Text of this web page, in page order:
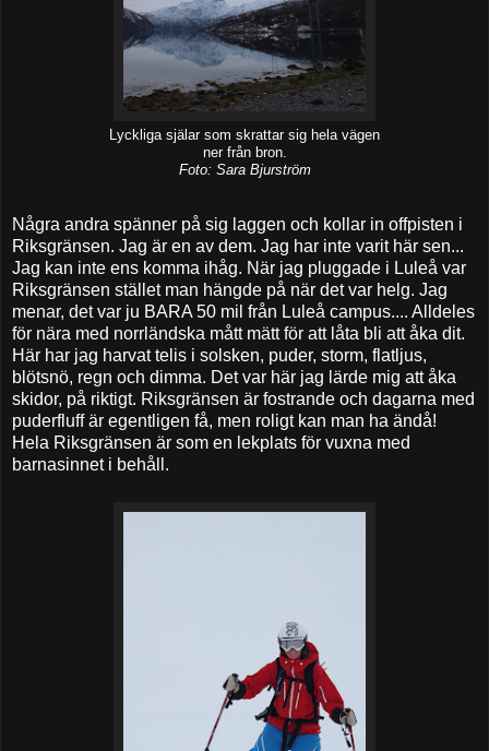
Lyckliga själar som skrattar sig hela vägen
ner från bron.
Foto: Sara Bjurström
Några andra spänner på sig laggen och kollar in offpisten i
Riksgränsen. Jag är en av dem. Jag har inte varit här sen...
Jag kan inte ens komma ihåg. När jag pluggade i Luleå var
Riksgränsen stället man hängde på när det var helg. Jag
menar, det var ju BARA 50 mil från Luleå campus.... Alldeles
för nära med norrländska mått mätt för att låta bli att åka dit.
Här har jag harvat telis i solsken, puder, storm, flatljus,
blötsnö, regn och dimma. Det var här jag lärde mig att åka
skidor, på riktigt. Riksgränsen är fostrande och dagarna med
puderfluff är egentligen få, men roligt kan man ha ändå!
Hela Riksgränsen är som en lekplats för vuxna med
barnasinnet i behåll.